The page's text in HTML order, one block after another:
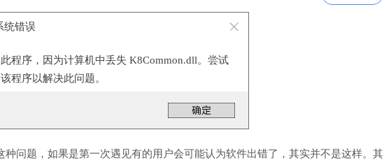
统错误
程序，因为计算机中丢失 K8Common.dll。尝试
程序以解决此问题。
问题，如果是第一次遇见有的用户会可能认为软件出错了，其实并不是这样。其